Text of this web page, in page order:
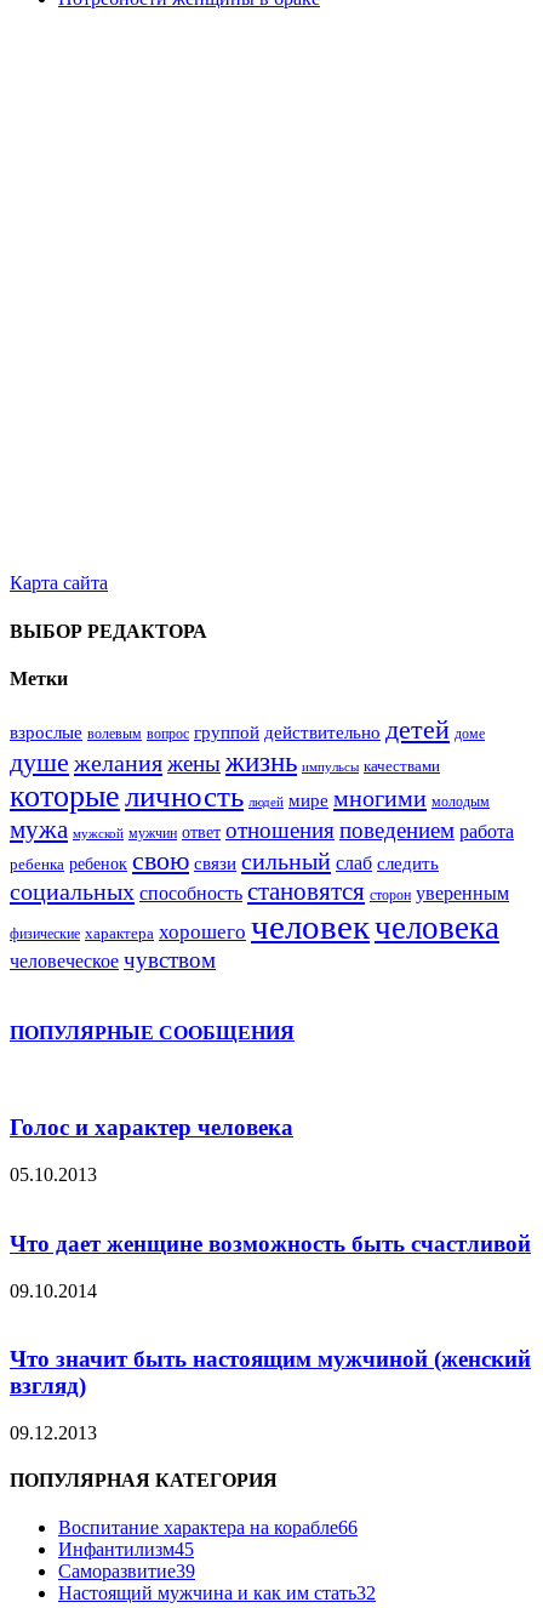
Карта сайта
ВЫБОР РЕДАКТОРА
Метки
взрослые волевым вопрос группой действительно детей доме
душе желанияженыжизнь импульсы качествами
которыеличность людей мире многими молодым
мужа мужской мужчин ответ отношения поведением работа
ребенка ребенок свою связи сильный слаб следить
социальных способность становятся сторон уверенным
физические характера хорошего человекчеловека
человеческое чувством
ПОПУЛЯРНЫЕ СООБЩЕНИЯ
Голос и характер человека
05.10.2013
Что дает женщине возможность быть счастливой
09.10.2014
Что значит быть настоящим мужчиной (женский
взгляд)
09.12.2013
ПОПУЛЯРНАЯ КАТЕГОРИЯ
Воспитание характера на корабле66
Инфантилизм45
Саморазвитие39
Настоящий мужчина и как им стать32